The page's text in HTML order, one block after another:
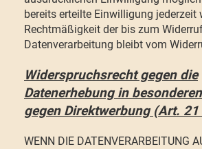
bereits erteilte Einwilligung jederzeit
Rechtmäßigkeit der bis zum
Datenverarbeitung bleibt vom
Widerspruchsrecht gegen die
Datenerhebung in
gegen Direktwerbung (Art. 21
WENN DIE DATENVERARBEITUNG